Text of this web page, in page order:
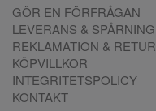
GÖR EN FÖRFRÅGAN
LEVERANS & SPÅRNING
REKLAMATION & RETUR
KÖPVILLKOR
INTEGRITETSPOLICY
KONTAKT